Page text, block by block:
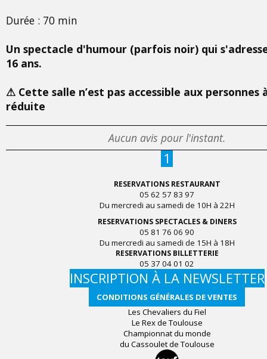
Durée : 70 min
Un spectacle d'humour (parfois noir) qui
16 ans.
⚠ Cette salle n’est pas accessible aux personnes
réduite
Aucun avis pour l'instant.
1
RESERVATIONS RESTAURANT
05 62 57 83 97
Du mercredi au samedi de 10H à 22H
RESERVATIONS SPECTACLES & DINERS
05 81 76 06 90
Du mercredi au samedi de 15H à 18H
RESERVATIONS BILLETTERIE
05 37 04 01 02
INSCRIPTION À LA NEWSLETTER
CONDITIONS GÉNÉRALES DE VENTES
Les Chevaliers du Fiel
Le Rex de Toulouse
Championnat du monde
du Cassoulet de Toulouse